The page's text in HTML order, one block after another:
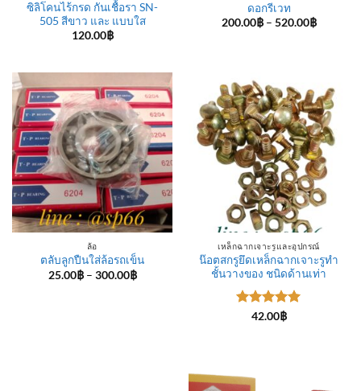
ซิลิโคนไร้กรด กันเชื้อรา SN-
505 สีขาว และ แบบใส
120.00฿
ดอกรีเวท
200.00฿ – 520.00฿Price
ล้อ
ตลับลูกปืนใส่ล้อรถเข็น
25.00฿ – 300.00฿Price
เหล็กฉากเจาะรูและอุปกรณ์
น๊อตสกรูยึดเหล็กฉากเจาะรูทำ
ชั้นวางของ ชนิดด้านเท่า
ให้คะแนน
42.00฿